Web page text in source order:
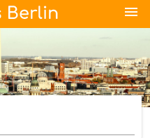
menu